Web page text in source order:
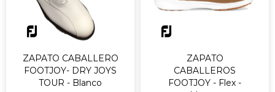
ZAPATO CABALLERO
FOOTJOY- DRY JOYS
TOUR - Blanco
ZAPATO
CABALLEROS
FOOTJOY - Flex -